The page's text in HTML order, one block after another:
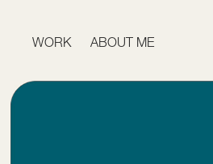
WORK ABOUT ME